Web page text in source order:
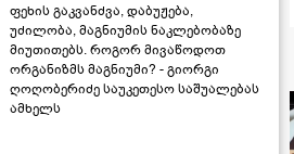
ფეხის გაკვანძვა, დაბუჟება,
უძილობა, მაგნიუმის ნაკლებობაზე
მიუთითებს. როგორ მივაწოდოთ
ორგანიზმს მაგნიუმი? - გიორგი
ღოღობერიძე საუკეთესო საშუალებას
ამხელს